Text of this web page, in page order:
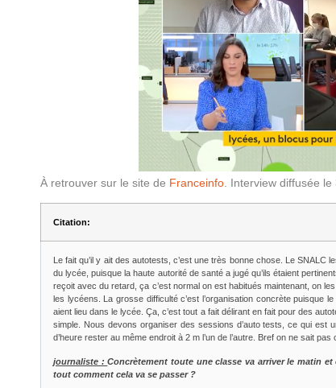
À retrouver sur le site de Franceinfo. Interview diffusée le
Citation:
Le fait qu’il y ait des autotests, c’est une très bonne chose. Le
du lycée, puisque la haute autorité de santé a jugé qu’ils étaient
reçoit avec du retard, ça c’est normal on est habitués maintenant, on
les lycéens. La grosse difficulté c’est l’organisation concrète puisque
aient lieu dans le lycée. Ça, c’est tout a fait délirant en fait pour des
simple. Nous devons organiser des sessions d’auto tests, ce qui est
d’heure rester au même endroit à 2 m l’un de l’autre. Bref on ne sait pas
journaliste :Concrètement toute une classe va arriver le matin
tout comment cela va se passer ?